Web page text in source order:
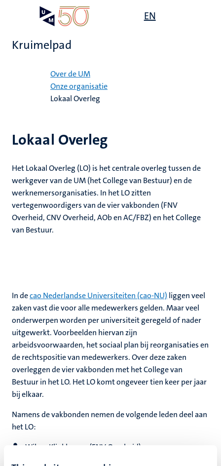
EN
Kruimelpad
Over de UM
Onze organisatie
Lokaal Overleg
Lokaal Overleg
Het Lokaal Overleg (LO) is het centrale overleg tussen de
werkgever van de UM (het College van Bestuur) en de
werknemersorganisaties. In het LO zitten
vertegenwoordigers van de vier vakbonden (FNV
Overheid, CNV Overheid, AOb en AC/FBZ) en het College
van Bestuur.
In decao Nederlandse Universiteiten (cao-NU) liggen veel
zaken vast die voor alle medewerkers gelden. Maar veel
onderwerpen worden per universiteit geregeld of nader
uitgewerkt. Voorbeelden hiervan zijn
arbeidsvoorwaarden, het sociaal plan bij reorganisaties en
de rechtspositie van medewerkers. Over deze zaken
overleggen de vier vakbonden met het College van
Bestuur in het LO. Het LO komt ongeveer tien keer per jaar
bij elkaar.
Namens de vakbonden nemen de volgende leden deel aan
het LO:
Wilma Klinkhamer (FNV Overheid)